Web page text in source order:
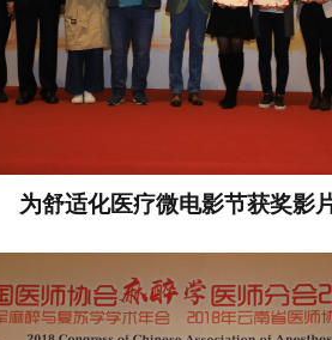
为舒适化医疗微电影节获奖影